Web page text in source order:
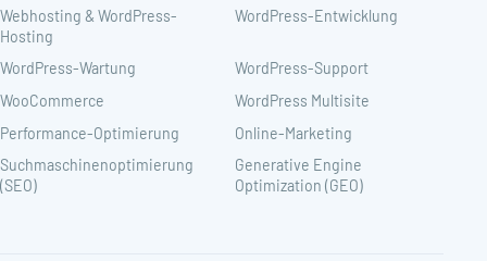
Webhosting & WordPress-
Hosting
WordPress-Entwicklung
WordPress-Wartung
WordPress-Support
WooCommerce
WordPress Multisite
Performance-Optimierung
Online-Marketing
Suchmaschinenoptimierung
(SEO)
Generative Engine
Optimization (GEO)